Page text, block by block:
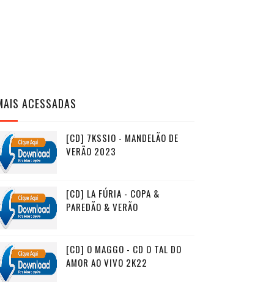
ACESSADAS
[CD] 7KSSIO - MANDELÃO DE
VERÃO 2023
[CD] LA FÚRIA - COPA &
PAREDÃO & VERÃO
[CD] O MAGGO - CD O TAL DO
AMOR AO VIVO 2K22